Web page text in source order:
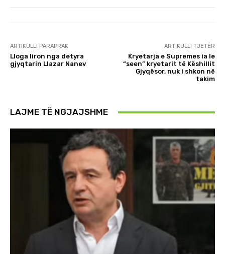
ARTIKULLI PARAPRAK
Lloga liron nga detyra
gjyqtarin Llazar Nanev
ARTIKULLI TJETËR
Kryetarja e Supremes ia le
“seen” kryetarit të Këshillit
Gjyqësor, nuk i shkon në
takim
LAJME TË NGJAJSHME